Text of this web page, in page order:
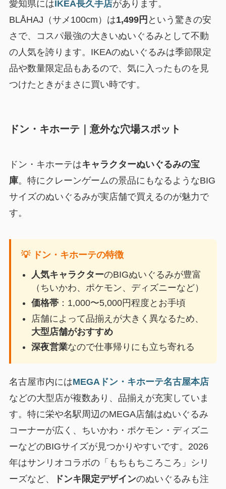
愛知県にはIKEA長久手店があります。
BLÅHAJ（サメ100cm）は1,499円 という驚きの安
さで、コスパ最強の大きいぬいぐるみとして不動
の人気を誇ります。IKEAのぬいぐるみは季節限定
品や数量限定品もあるので、気に入ったものを見
つけたときがまさに買い時です。
ドン・キホーテ｜意外な穴場スポット
ドン・キホーテはキャラクターぬいぐるみの宝
庫。特にクレーンゲームの景品にもなるようなBIG
サイズのぬいぐるみが実店舗で買えるのが魅力で
す。
💡 ドン・キホーテの特徴
人気キャラクターのBIGぬいぐるみが豊富
（ちいかわ、ポケモン、ディズニーなど）
価格帯：1,000〜5,000円程度とお手頃
店舗によって品揃えが大きく異なるため、
大型店舗がおすすめ
深夜営業なので仕事帰りにも立ち寄れる
名古屋市内にはMEGAドン・キホーテ名古屋本店
などの大型店が複数あり、品揃えが充実していま
す。特に栄や名駅周辺のMEGA店舗はぬいぐるみ
コーナーが広く、ちいかわ・ポケモン・ディズニ
ーなどのBIGサイズが見つかりやすいです。2026
年はサンリオコラボの「もちもちころころ」シリ
ーズなど、
ドンキ限定デザインのぬいぐるみも注